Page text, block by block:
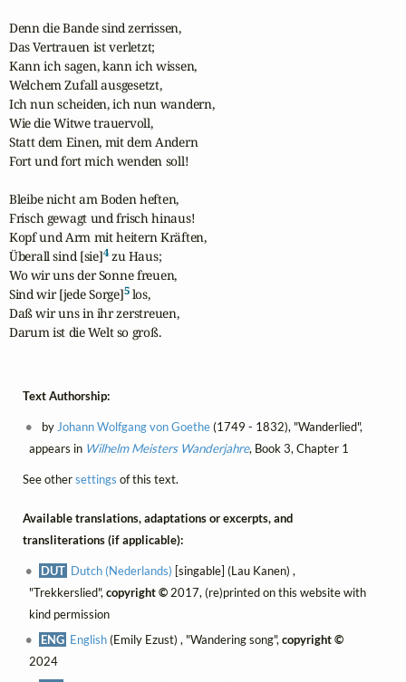
Denn die Bande sind zerrissen,
Das Vertrauen ist verletzt;
Kann ich sagen, kann ich wissen,
Welchem Zufall ausgesetzt,
Ich nun scheiden, ich nun wandern,
Wie die Witwe trauervoll,
Statt dem Einen, mit dem Andern
Fort und fort mich wenden soll!
Bleibe nicht am Boden heften,
Frisch gewagt und frisch hinaus!
Kopf und Arm mit heitern Kräften,
Überall sind [sie]4 zu Haus;
Wo wir uns der Sonne freuen,
Sind wir [jede Sorge]5 los,
Daß wir uns in ihr zerstreuen,
Darum ist die Welt so groß.
Text Authorship:
byJohann Wolfgang von Goethe(1749 - 1832), "Wanderlied",
appears in Wilhelm Meisters Wanderjahre, Book 3, Chapter 1
See othersettings of this text.
Available translations, adaptations or excerpts, and
transliterations (if applicable):
DUT Dutch (Nederlands) [singable] (Lau Kanen) ,
"Trekkerslied", copyright ©2017, (re)printed on this website with
kind permission
ENG English(Emily Ezust) , "Wandering song",copyright ©
2024